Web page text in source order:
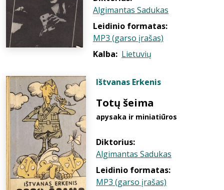
Algimantas Sadukas
Leidinio formatas:
MP3 (garso įrašas)
Kalba: Lietuvių
Ištvanas Erkenis
Totų šeima
apysaka ir miniatiūros
Diktorius:
Algimantas Sadukas
Leidinio formatas:
MP3 (garso įrašas)